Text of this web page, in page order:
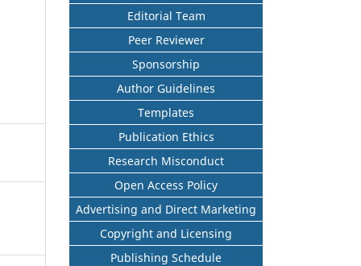
Editorial Team
Peer Reviewer
Sponsorship
Author Guidelines
Templates
Publication Ethics
Research Misconduct
Open Access Policy
Advertising and Direct Marketing
Copyright and Licensing
Publishing Schedule